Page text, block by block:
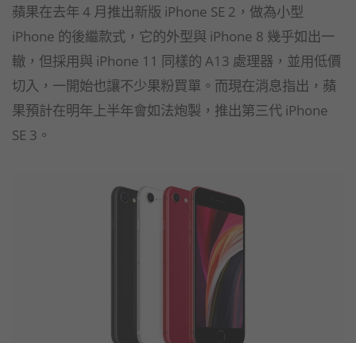
蘋果在去年 4 月推出新版 iPhone SE 2，做為小型
iPhone 的後繼款式，它的外型與 iPhone 8 幾乎如出一
轍，但採用與 iPhone 11 同樣的 A13 處理器，並用低價
切入，一開始也讓不少果粉買單。而現在消息指出，蘋
果預計在明年上半年會如法炮製，推出第三代 iPhone
SE 3。